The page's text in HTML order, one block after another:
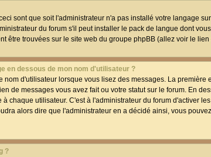
sont que soit l'administrateur n'a pas installé votre langage
du forum s'il peut installer le pack de langue dont
être trouvées sur le site web du groupe phpBB (allez voir le
en dessous de mon nom d'utilisateur ?
nom d'utilisateur lorsque vous lisez des messages. La
de messages vous avez fait ou votre statut sur le forum. En
chaque utilisateur. C'est à l'administrateur du forum d'activer
alors dire que l'administrateur en a décidé ainsi, vous
?